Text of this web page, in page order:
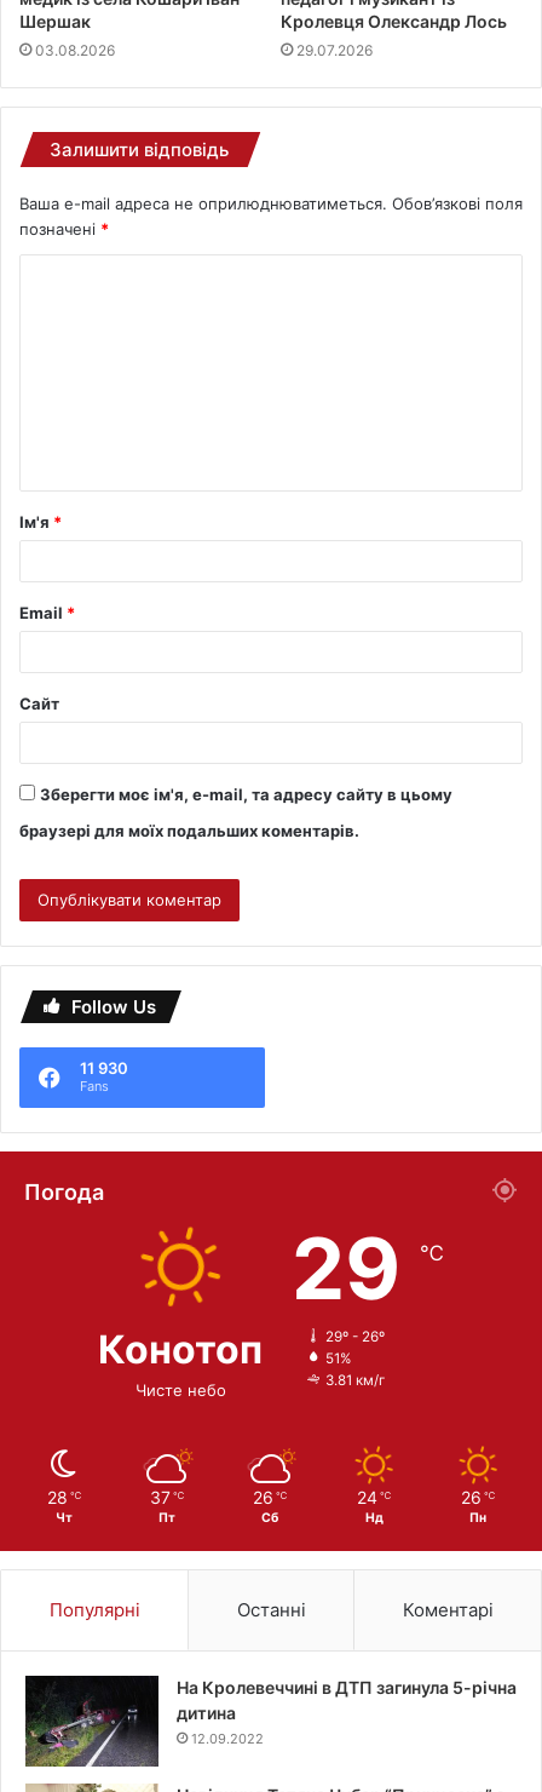
Шершак
03.08.2026
Кролевця Олександр Лось
29.07.2026
Залишити відповідь
Ваша e-mail адреса не оприлюднюватиметься. Обов’язкові поля
позначені *
Ім'я *
Email *
Сайт
Зберегти моє ім'я, e-mail, та адресу сайту в цьому
браузері для моїх подальших коментарів.
Follow Us
11 930
Fans
Погода
Конотоп
Чисте небо
29 ℃
29º - 26º
51%
3.81 км/г
28 ℃
Чт
37 ℃
Пт
26 ℃
Сб
24 ℃
Нд
26 ℃
Пн
Популярні Останні Коментарі
На Кролевеччині в ДТП загинула 5-річна
дитина
12.09.2022